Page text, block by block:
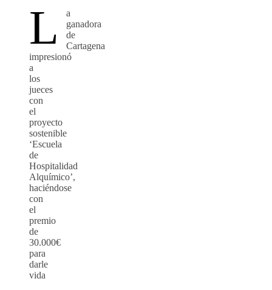
L
a
ganadora
de
Cartagena
impresionó
a
los
jueces
con
el
proyecto
sostenible
‘Escuela
de
Hospitalidad
Alquímico’,
haciéndose
con
el
premio
de
30.000€
para
darle
vida